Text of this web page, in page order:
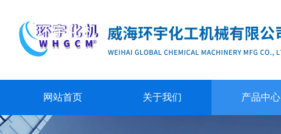
网站首页 关于我们 产品中心